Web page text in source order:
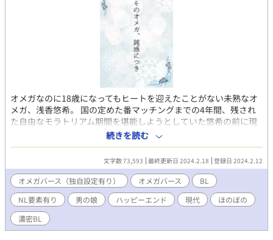
オメガなのに18歳になってもヒートを迎えたことがない未熟なオ
メガ、浅香悠希。 国の定めた番マッチングまでの4年間、残され
た自由なモラトリアム期間を堪能しようとしていた悠希の前に現
れたのは「運命の番」だと名乗る個性豊かなアルファ……達！？
なんてこったい、さよなら僕の平穏な大学生活！！ オメガバース
作品です。 オメガの主人公を「運命の番」だと思っている3人の
アルファが何とか攻略しようとするアホエロ系ほんわか？オメガ
バース作品になります。 一応BLカテゴリでハピエン保証ですが、
アルファの女性&男の娘が登場します、ご注意ください。 毎度お
馴染み「作者が読みたいものを書いてみた」だけです。誰の性癖
にも配慮しません。
続きを読む
文字数 73,593 最終更新日 2024.2.18 登録日 2024.2.12
オメガバース（独自設定有り） オメガバース
BL
NL要素有り
男の娘 ハッピーエンド 現代
ほのぼの
濃密BL